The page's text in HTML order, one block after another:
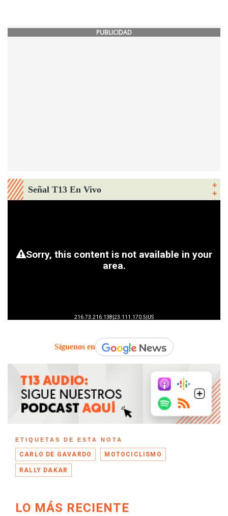
PUBLICIDAD
Señal T13 En Vivo
Síguenos en
ETIQUETAS DE ESTA NOTA
CARLO DE GAVARDO MOTOCICLISMO
RALLY DAKAR
LO MÁS RECIENTE